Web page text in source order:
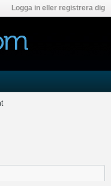
Logga in eller registrera dig